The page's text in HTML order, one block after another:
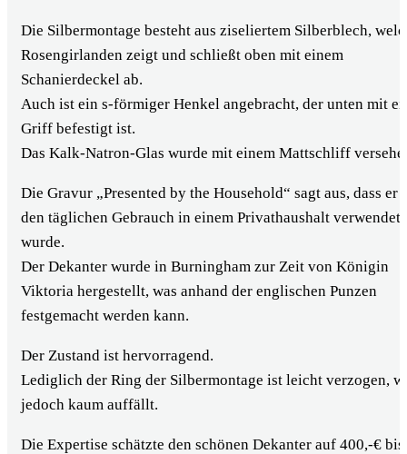
BARES FÜR RARES
Auktionshaus Wiesbaden
Haushaltsauflösung Wiesbaden
Münzlexikon
wissens.WERT
0611 / 238 388 23
0611 / 238 388 23
Die Silbermontage besteht aus ziseliertem Silberblech,
Rosengirlanden zeigt und schließt oben mit einem
Schanierdeckel ab.
Auch ist ein s-förmiger Henkel angebracht, der unten mit
Griff befestigt ist.
Das Kalk-Natron-Glas wurde mit einem Mattschliff
Die Gravur „Presented by the Household“ sagt aus, dass er
den täglichen Gebrauch in einem Privathaushalt verwendet
wurde.
Der Dekanter wurde in Burningham zur Zeit von Königin
Viktoria hergestellt, was anhand der englischen Punzen
festgemacht werden kann.
Der Zustand ist hervorragend.
Lediglich der Ring der Silbermontage ist leicht verzogen,
jedoch kaum auffällt.
Die Expertise schätzte den schönen Dekanter auf 400,-€ bis